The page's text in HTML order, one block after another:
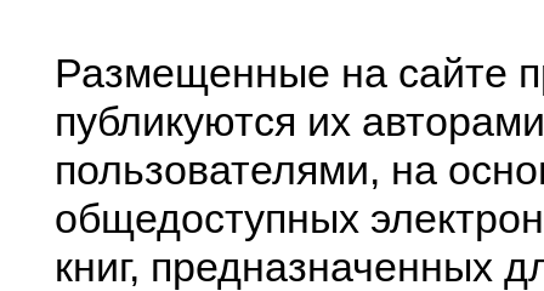
Размещенные на сайте
публикуются их
пользователями, на
общедоступных
книг, предназначенных